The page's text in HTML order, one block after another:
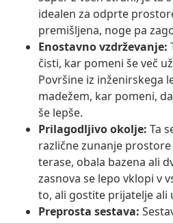
idealen za odprte
premišljena, noge pa
Enostavno vzdrževanje:
čisti, kar pomeni še več
Površine iz inženirskega
madežem, kar pomeni,
še lepše.
Prilagodljivo okolje: Ta
različne zunanje
terase, obala bazena ali
zasnova se lepo vklopi v
to, ali gostite prijatelje ali
Preprosta sestava: